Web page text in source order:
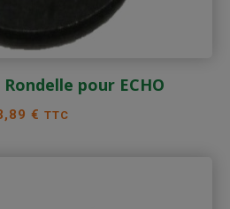
Rondelle pour ECHO
€ TTC